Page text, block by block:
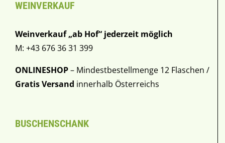
WEINVERKAUF
Weinverkauf „ab Hof“ jederzeit möglich
M: +43 676 36 31 399
ONLINESHOP– Mindestbestellmenge 12 Flaschen /
Gratis Versand innerhalb Österreichs
BUSCHENSCHANK